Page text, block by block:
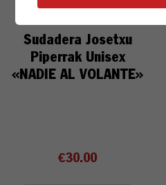
Sudadera Josetxu
Piperrak Unisex
«NADIE AL VOLANTE»
€30.00